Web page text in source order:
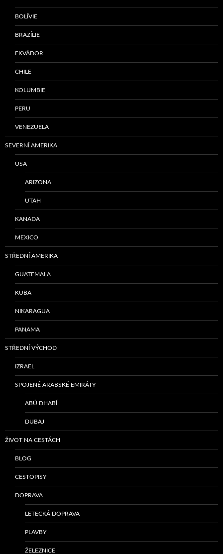
BOLÍVIE
BRAZÍLIE
EKVÁDOR
CHILE
KOLUMBIE
PERU
VENEZUELA
SEVERNÍ AMERIKA
USA
ARIZONA
UTAH
KANADA
MEXICO
STŘEDNÍ AMERIKA
GUATEMALA
KUBA
NIKARAGUA
PANAMA
STŘEDNÍ VÝCHOD
IZRAEL
SPOJENÉ ARABSKÉ EMIRÁTY
ABÚ DHABÍ
DUBAJ
ŽIVOT NA CESTÁCH
BLOG
CESTOPISY
DOPRAVA
LETECKÁ DOPRAVA
PLAVBY
ŽELEZNICE